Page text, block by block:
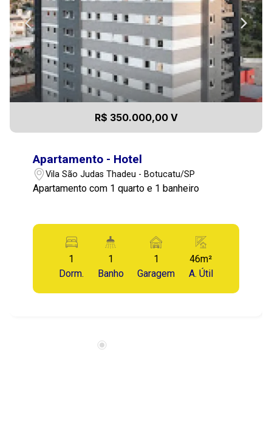
R$ 350.000,00 V
Apartamento - Hotel
Vila São Judas Thadeu - Botucatu/SP
Apartamento com 1 quarto e 1 banheiro
1
Dorm.
1
Banho
1
Garagem
46m²
A. Útil